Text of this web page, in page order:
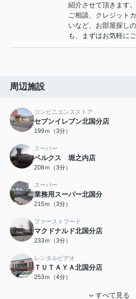
紹介させて頂きます
ご相談、クレジット
いなど、お部屋探し
も、まずはお気軽に
周辺施設
コンビニエンスストア
セブンイレブン北国分店
199ｍ（3分）
スーパー
ベルクス 堀之内店
208ｍ（3分）
スーパー
業務用スーパー北国分
215ｍ（3分）
ファーストフード
マクドナルド北国分店
233ｍ（3分）
レンタルビデオ
ＴＵＴＡＹＡ北国分店
253ｍ（4分）
すべて見る